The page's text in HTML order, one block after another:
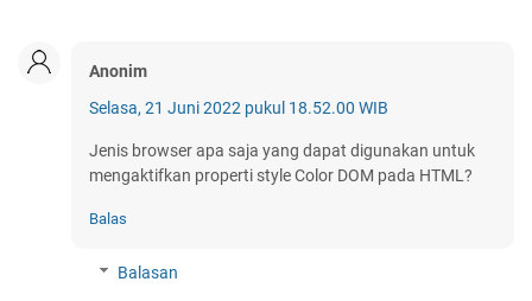
Anonim
Selasa, 21 Juni 2022 pukul 18.52.00 WIB
Jenis browser apa saja yang dapat digunakan untuk
mengaktifkan properti style Color DOM pada HTML?
Balas
Balasan